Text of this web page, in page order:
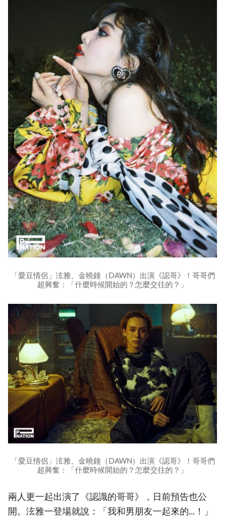
「愛豆情侶」泫雅、金曉鐘（DAWN）出演《認哥》！哥哥們
超興奮：「什麼時候開始的？怎麼交往的？」
「愛豆情侶」泫雅、金曉鐘（DAWN）出演《認哥》！哥哥們
超興奮：「什麼時候開始的？怎麼交往的？」
兩人更一起出演了《認識的哥哥》，日前預告也公
開。泫雅一登場就說：「我和男朋友一起來的...！」